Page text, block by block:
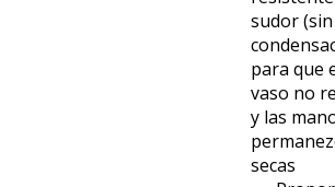
sudor (sin
para que
vaso no
y las
secas